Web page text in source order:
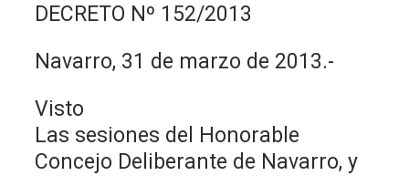
DECRETO Nº 152/2013
Navarro, 31 de marzo de 2013.-
Visto
Las sesiones del Honorable
Concejo Deliberante de Navarro, y